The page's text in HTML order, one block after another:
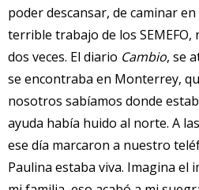
poder descansar, de caminar
terrible trabajo de los
dos veces. El diario Cambio, se
se encontraba en Monterrey,
nosotros sabíamos donde
ayuda había huido al norte. A
ese día marcaron a nuestro
Paulina estaba viva. Imagina el